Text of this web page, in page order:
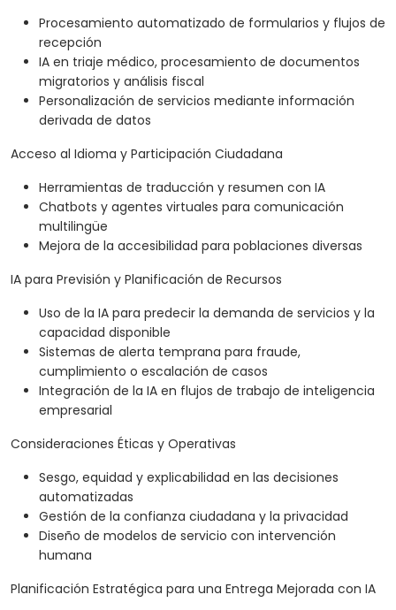
Procesamiento automatizado de formularios y flujos de
recepción
IA en triaje médico, procesamiento de documentos
migratorios y análisis fiscal
Personalización de servicios mediante información
derivada de datos
Acceso al Idioma y Participación Ciudadana
Herramientas de traducción y resumen con IA
Chatbots y agentes virtuales para comunicación
multilingüe
Mejora de la accesibilidad para poblaciones diversas
IA para Previsión y Planificación de Recursos
Uso de la IA para predecir la demanda de servicios y la
capacidad disponible
Sistemas de alerta temprana para fraude,
cumplimiento o escalación de casos
Integración de la IA en flujos de trabajo de inteligencia
empresarial
Consideraciones Éticas y Operativas
Sesgo, equidad y explicabilidad en las decisiones
automatizadas
Gestión de la confianza ciudadana y la privacidad
Diseño de modelos de servicio con intervención
humana
Planificación Estratégica para una Entrega Mejorada con IA